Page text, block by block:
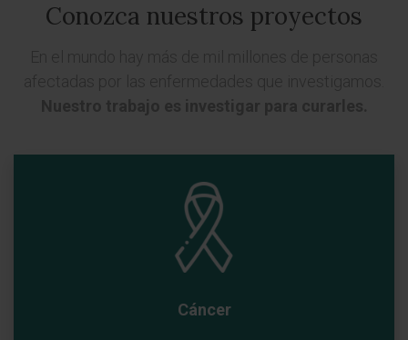
Conozca nuestros proyectos
Cáncer